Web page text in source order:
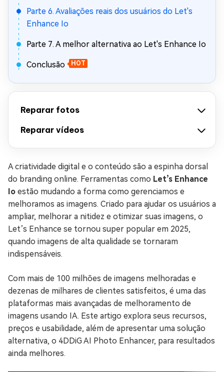
Parte 6. Avaliações reais dos usuários do Let's
Enhance Io
Parte 7. A melhor alternativa ao Let's Enhance Io
Conclusão HOT
Reparar fotos
Reparar vídeos
A criatividade digital e o conteúdo são a espinha dorsal
do branding online. Ferramentas como Let’s Enhance
Io estão mudando a forma como gerenciamos e
melhoramos as imagens. Criado para ajudar os usuários a
ampliar, melhorar a nitidez e otimizar suas imagens, o
Let’s Enhance se tornou super popular em 2025,
quando imagens de alta qualidade se tornaram
indispensáveis.
Com mais de 100 milhões de imagens melhoradas e
dezenas de milhares de clientes satisfeitos, é uma das
plataformas mais avançadas de melhoramento de
imagens usando IA. Este artigo explora seus recursos,
preços e usabilidade, além de apresentar uma solução
alternativa, o 4DDiG AI Photo Enhancer, para resultados
ainda melhores.